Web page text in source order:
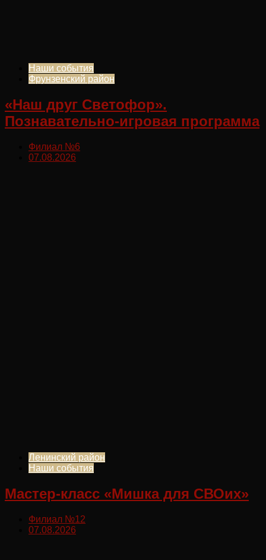
Наши события
Фрунзенский район
«Наш друг Светофор».
Познавательно-игровая программа
Филиал №6
07.08.2026
Ленинский район
Наши события
Мастер-класс «Мишка для СВОих»
Филиал №12
07.08.2026